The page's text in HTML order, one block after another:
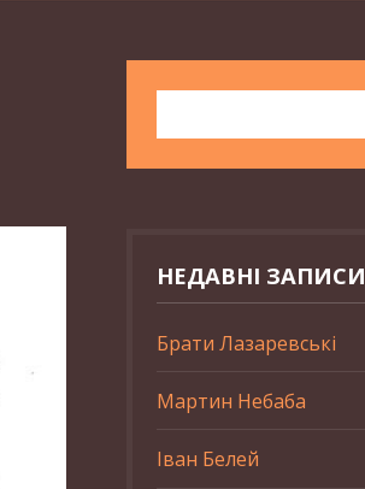
НЕДАВНІ ЗАПИСИ
Брати Лазаревські
Мартин Небаба
Іван Белей